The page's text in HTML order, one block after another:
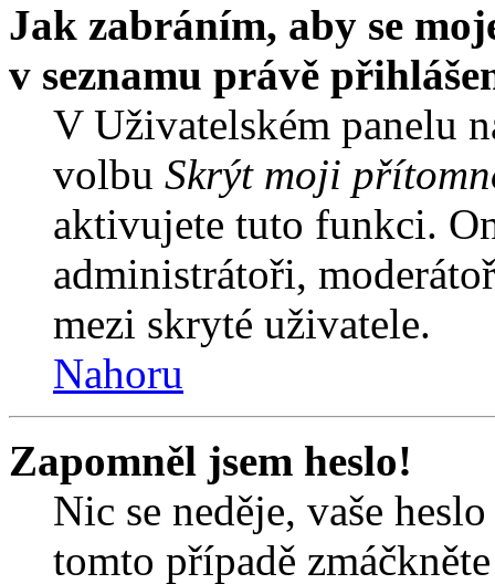
Jak zabráním, aby se
v seznamu právě
V Uživatelském panelu
volbu Skrýt moji
aktivujete tuto funkci.
administrátoři,
mezi skryté uživatele.
Nahoru
Zapomněl jsem heslo!
Nic se neděje, vaše
tomto případě